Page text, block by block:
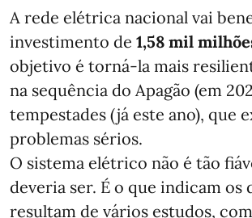
A rede elétrica nacional vai
investimento de 1,58 mil
objetivo é torná-la mais
na sequência do Apagão (em
tempestades (já este ano), que
problemas sérios.
O sistema elétrico não é tão
deveria ser. É o que indicam os
resultam de vários estudos,